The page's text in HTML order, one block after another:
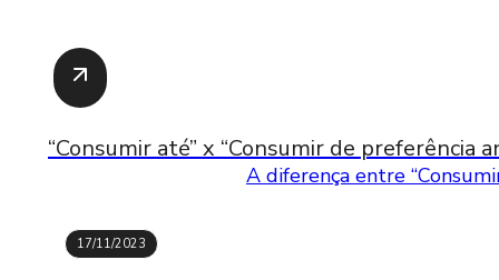
“Consumir até” x “Consumir de preferência
A diferença entre
17/11/2023